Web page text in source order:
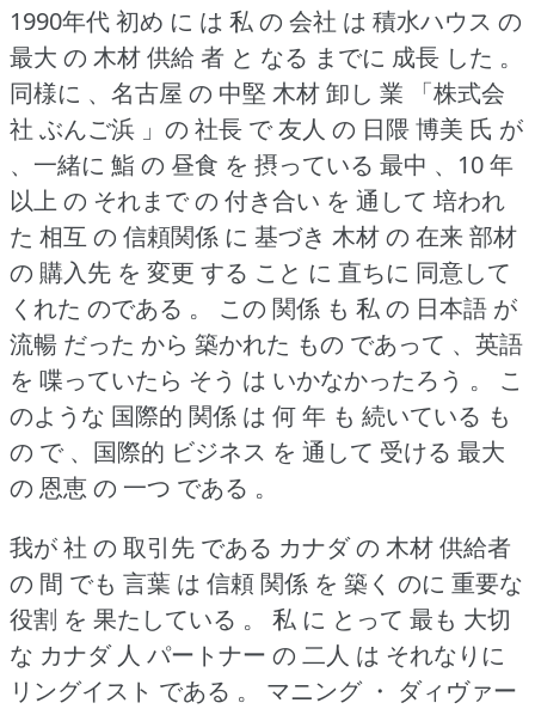
1990年代 初め に は 私 の 会社 は 積水ハウス の
最大 の 木材 供給 者 と なる までに 成長 した 。
同様に 、名古屋 の 中堅 木材 卸し 業 「株式会
社 ぶんご浜 」の 社長 で 友人 の 日隈 博美 氏 が
、一緒に 鮨 の 昼食 を 摂っている 最中 、10 年
以上 の それまで の 付き合い を 通して 培われ
た 相互 の 信頼関係 に 基づき 木材 の 在来 部材
の 購入先 を 変更 する こと に 直ちに 同意して
くれた のである 。
この 関係 も 私 の 日本語 が
流暢 だった から 築かれた もの であって 、英語
を 喋っていたら そう は いかなかったろう 。
こ
のような 国際的 関係 は 何 年 も 続いている も
の で 、国際的 ビジネス を 通して 受ける 最大
の 恩恵 の 一つ である 。
我が 社 の 取引先 である カナダ の 木材 供給者
の 間 でも 言葉 は 信頼 関係 を 築く のに 重要な
役割 を 果たしている 。
私 に とって 最も 大切
な カナダ 人 パートナー の 二人 は それなりに
リングイスト である 。
マニング ・ ダィヴァー